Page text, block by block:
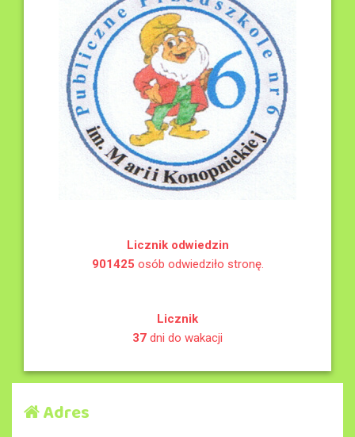
Licznik odwiedzin
901425 osób odwiedziło stronę.
Licznik
37 dni do wakacji
Adres